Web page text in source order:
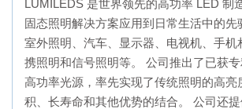
LUMILEDS 是世界领先的高功率 LED 制
固态照明解决方案应用到日常生活中的先
室外照明、汽车、显示器、电视机、手机
携照明和信号照明等。 公司推出了已获
高功率光源，率先实现了传统照明的高亮
积、长寿命和其他优势的结合。 公司还